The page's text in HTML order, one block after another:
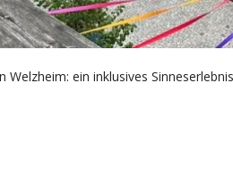
Welzheim: ein inklusives